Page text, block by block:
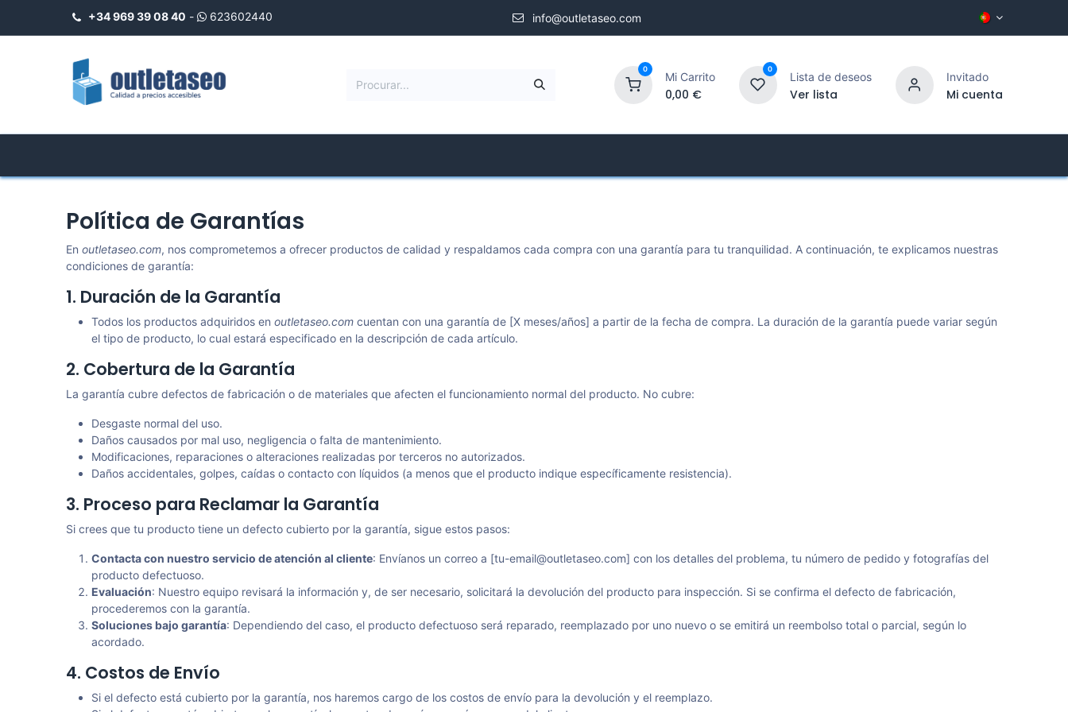
+34 969 39 08 40 - 623602440 info@outletaseo.com
0
Mi Carrito
0,00 €
0
Lista de deseos
Ver lista
Invitado
Mi cuenta
Política de Garantías
En outletaseo.com, nos comprometemos a ofrecer productos de calidad y respaldamos cada compra con una garantía para tu tranquilidad. A continuación, te explicamos nuestras
condiciones de garantía:
1. Duración de la Garantía
Todos los productos adquiridos en outletaseo.comcuentan con una garantía de [X meses/años] a partir de la fecha de compra. La duración de la garantía puede variar según
el tipo de producto, lo cual estará especificado en la descripción de cada artículo.
2. Cobertura de la Garantía
La garantía cubre defectos de fabricación o de materiales que afecten el funcionamiento normal del producto. No cubre:
Desgaste normal del uso.
Daños causados por mal uso, negligencia o falta de mantenimiento.
Modificaciones, reparaciones o alteraciones realizadas por terceros no autorizados.
Daños accidentales, golpes, caídas o contacto con líquidos (a menos que el producto indique específicamente resistencia).
3. Proceso para Reclamar la Garantía
Si crees que tu producto tiene un defecto cubierto por la garantía, sigue estos pasos:
Contacta con nuestro servicio de atención al cliente: Envíanos un correo a [tu-email@outletaseo.com] con los detalles del problema, tu número de pedido y fotografías del
producto defectuoso.
Evaluación: Nuestro equipo revisará la información y, de ser necesario, solicitará la devolución del producto para inspección. Si se confirma el defecto de fabricación,
procederemos con la garantía.
Soluciones bajo garantía: Dependiendo del caso, el producto defectuoso será reparado, reemplazado por uno nuevo o se emitirá un reembolso total o parcial, según lo
acordado.
4. Costos de Envío
Si el defecto está cubierto por la garantía, nos haremos cargo de los costos de envío para la devolución y el reemplazo.